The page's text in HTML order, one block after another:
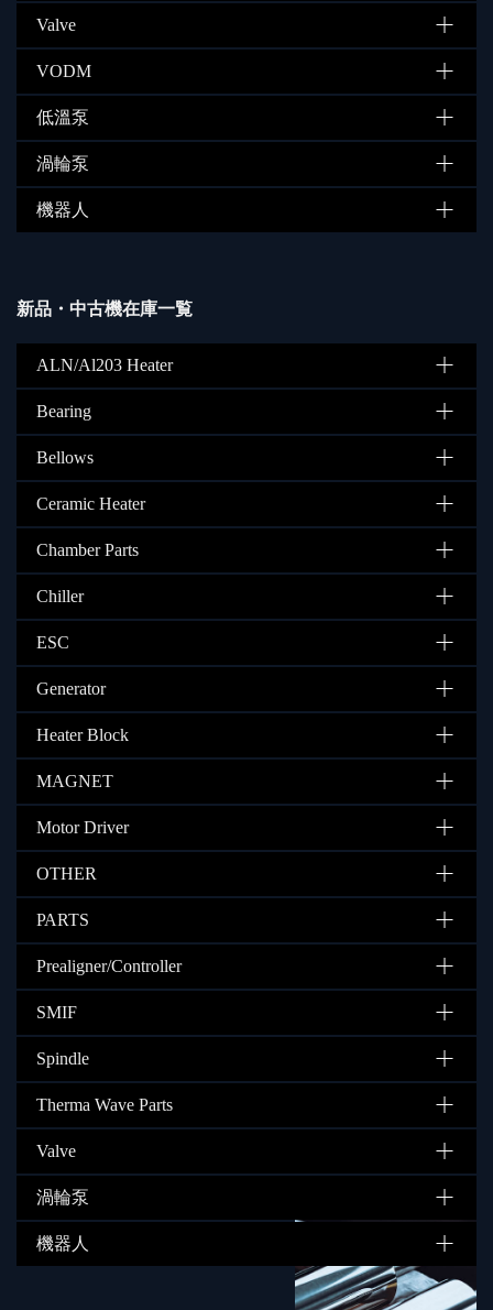
Valve
VODM
低溫泵
渦輪泵
機器人
新品・中古機在庫一覧
ALN/Al203 Heater
Bearing
Bellows
Ceramic Heater
Chamber Parts
Chiller
ESC
Generator
Heater Block
MAGNET
Motor Driver
OTHER
PARTS
Prealigner/Controller
SMIF
Spindle
Therma Wave Parts
Valve
渦輪泵
機器人